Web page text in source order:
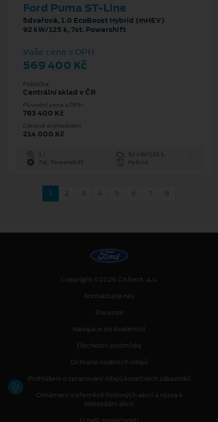
Ford Puma ST-Line
5dveřová, 1.0 EcoBoost Hybrid (mHEV)
92 kW/125 k, 7st. Powershift
Vaše cena s DPH
569 400 Kč
Pobočka
Centrální sklad v ČR
Původní cena s DPH
783 400 Kč
Cenové zvýhodnění
214 000 Kč
1 l
92 kW/125 k
7st. Powershift
Hybrid
1 2 3 4 5 6 7 8
Copyright ©2026 CARent, a.s.
Kontaktujte nás
Recenze
Navigace do dealerství
Obchodní podmínky
Ochrana osobních údajů
Prohlášení o zpracování údajů konečných zákazníků
Oznámení o přeměně listinných akcií a výzva k
odevzdání akcií